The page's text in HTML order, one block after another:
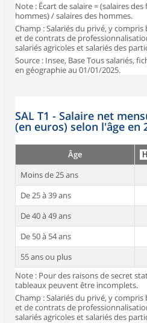
Note : Écart de salaire = (salaires
hommes) / salaires des hommes.
Champ : Salariés du privé, y
et de contrats de
salariés agricoles et salariés des
Source : Insee, Base Tous salariés,
en géographie au 01/01/2025.
SAL T1 - Salaire net
(en euros) selon l'âge en
Âge
Moins de 25 ans
De 25 à 39 ans
De 40 à 49 ans
De 50 à 54 ans
55 ans ou plus
Note : Pour des raisons de secret
tableaux peuvent être incomplets.
Champ : Salariés du privé, y
et de contrats de
salariés agricoles et salariés des